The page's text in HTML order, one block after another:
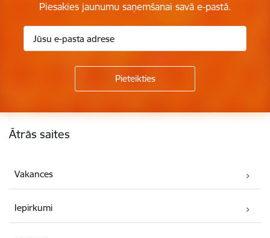
Piesakies jaunumu saņemšanai savā e-pastā.
Kājene
Ātrās saites
Vakances
Iepirkumi